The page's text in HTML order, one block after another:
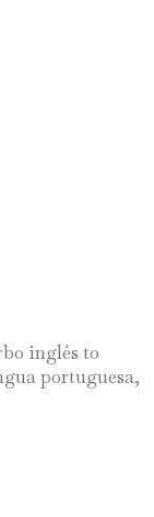
inglês to
portuguesa,